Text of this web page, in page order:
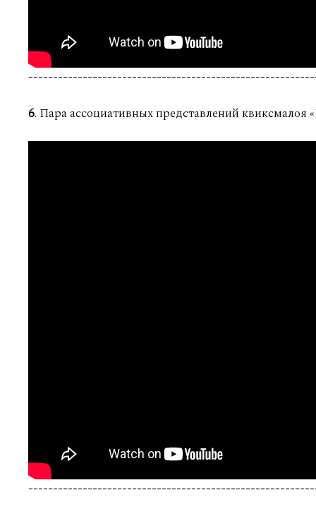
6. Пара ассоциативных представлений квиксмалоя